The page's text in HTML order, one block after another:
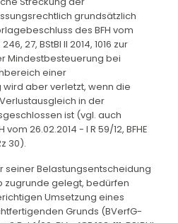
grundsätzlich
des BFH vom
27, BStBl II 2014, 1016 zur
Mindestbesteuerung bei
einer
aber verletzt, wenn die
in der
ist (vgl. auch
26.02.2014 - I R 59/12, BFHE
30).
Belastungsentscheidung
zugrunde gelegt, bedürfen
Umsetzung eines
Grunds (BVerfG-